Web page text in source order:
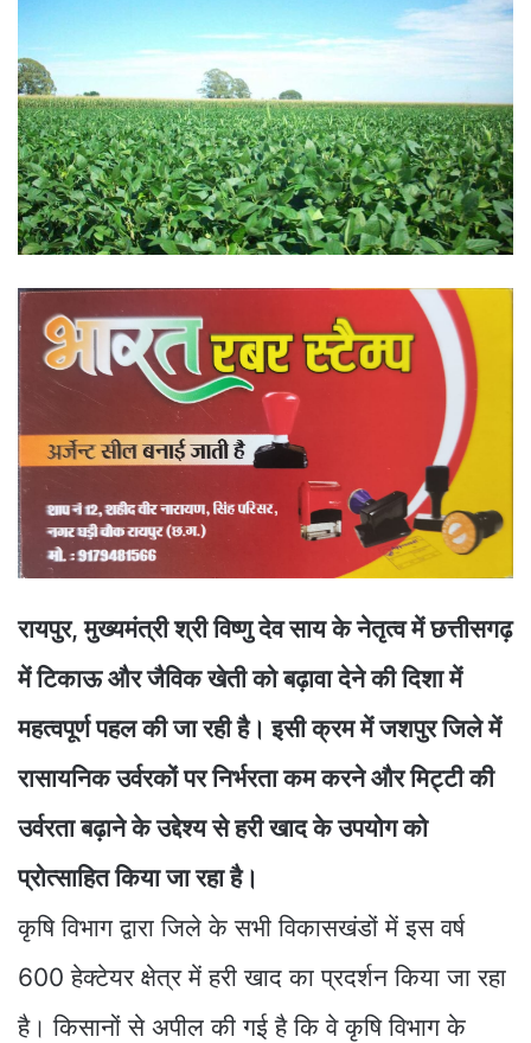
रायपुर, मुख्यमंत्री श्री विष्णु देव साय के नेतृत्व में छत्तीसगढ़
में टिकाऊ और जैविक खेती को बढ़ावा देने की दिशा में
महत्वपूर्ण पहल की जा रही है। इसी क्रम में जशपुर जिले में
रासायनिक उर्वरकों पर निर्भरता कम करने और मिट्टी की
उर्वरता बढ़ाने के उद्देश्य से हरी खाद के उपयोग को
प्रोत्साहित किया जा रहा है।
कृषि विभाग द्वारा जिले के सभी विकासखंडों में इस वर्ष
600 हेक्टेयर क्षेत्र में हरी खाद का प्रदर्शन किया जा रहा
है। किसानों से अपील की गई है कि वे कृषि विभाग के